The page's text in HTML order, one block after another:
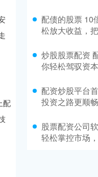
配
配债的股票 10
松放大收益，
炒股股票配资
你轻松驾驭资
配资炒股平台
投资之路更顺畅
股票配资公司
轻松掌控市场